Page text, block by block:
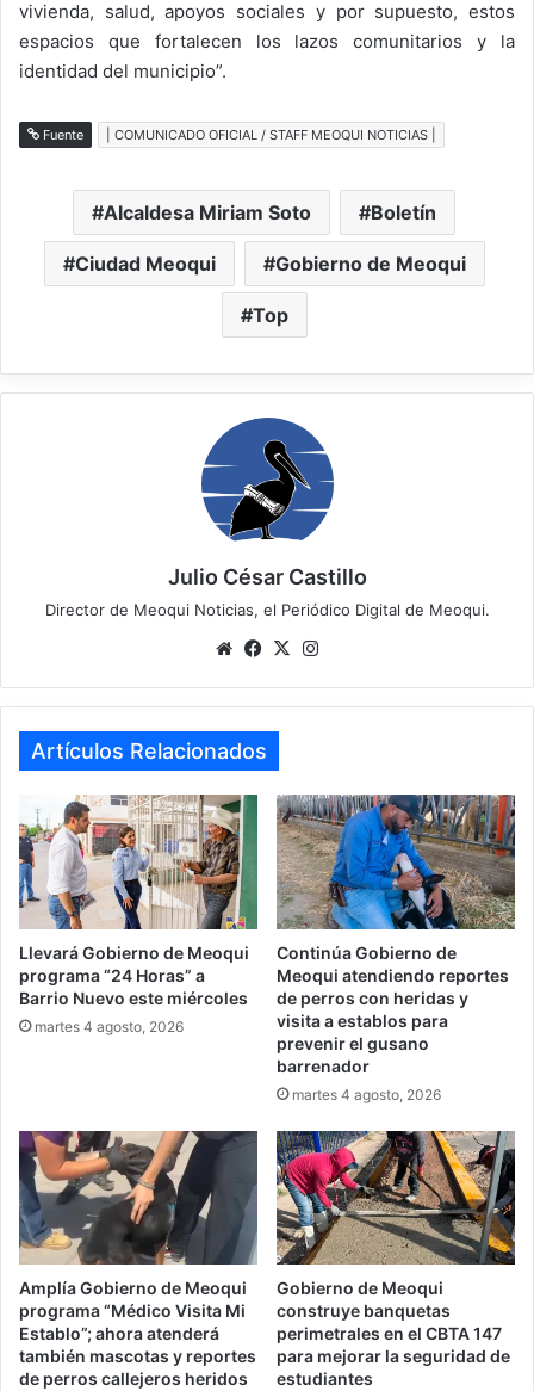
vivienda, salud, apoyos sociales y por supuesto, estos
espacios que fortalecen los lazos comunitarios y la
identidad del municipio”.
Fuente | COMUNICADO OFICIAL / STAFF MEOQUI NOTICIAS |
Alcaldesa Miriam Soto Boletín
Ciudad Meoqui Gobierno de Meoqui
Top
Julio César Castillo
Director de Meoqui Noticias, el Periódico Digital de Meoqui.
WebsiteFacebook
X
Artículos Relacionados
Llevará Gobierno de Meoqui
programa “24 Horas” a
Barrio Nuevo este miércoles
martes 4 agosto, 2026
Continúa Gobierno de
Meoqui atendiendo reportes
de perros con heridas y
visita a establos para
prevenir el gusano
barrenador
martes 4 agosto, 2026
Amplía Gobierno de Meoqui
programa “Médico Visita Mi
Establo”; ahora atenderá
también mascotas y reportes
de perros callejeros heridos
Gobierno de Meoqui
construye banquetas
perimetrales en el CBTA 147
para mejorar la seguridad de
estudiantes